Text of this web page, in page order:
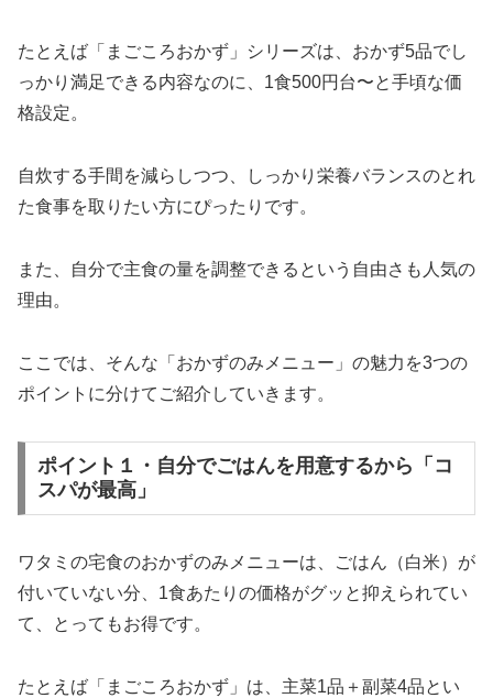
たとえば「まごころおかず」シリーズは、おかず5品でし
っかり満足できる内容なのに、1食500円台〜と手頃な価
格設定。
自炊する手間を減らしつつ、しっかり栄養バランスのとれ
た食事を取りたい方にぴったりです。
また、自分で主食の量を調整できるという自由さも人気の
理由。
ここでは、そんな「おかずのみメニュー」の魅力を3つの
ポイントに分けてご紹介していきます。
ポイント１・自分でごはんを用意するから「コ
スパが最高」
ワタミの宅食のおかずのみメニューは、ごはん（白米）が
付いていない分、1食あたりの価格がグッと抑えられてい
て、とってもお得です。
たとえば「まごころおかず」は、主菜1品＋副菜4品とい